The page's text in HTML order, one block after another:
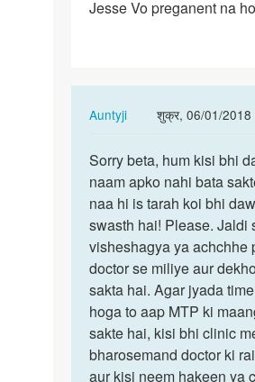
ke
Jesse Vo preganent na ho
Auntyji
शुक्र, 06/01/
In
to
Main
apne
wife
ke
sath
Kal…
by
Alokgiri
Sorry
beta,
hum
kisi
bhi…
Sorry beta, hum kisi bhi
naam apko nahi bata
naa hi is tarah koi bhi
swasth hai! Please. Jaldi
visheshagya ya achchhe
doctor se miliye aur
sakta hai. Agar jyada
hoga to aap MTP ki
sakte hai, kisi bhi clinic
bharosemand doctor ki
aur kisi neem hakeen ya